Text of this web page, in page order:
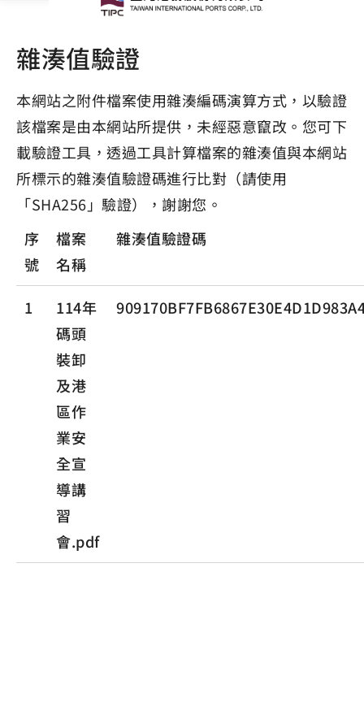
雜湊值驗證
本網站之附件檔案使用雜湊編碼演算方式，以驗證
該檔案是由本網站所提供，未經惡意竄改。您可下
載驗證工具，透過工具計算檔案的雜湊值與本網站
所標示的雜湊值驗證碼進行比對（請使用
「SHA256」驗證），謝謝您。
序
號
檔案
名稱
雜湊值驗證碼
1
114年
碼頭
裝卸
及港
區作
業安
全宣
導講
習
會.pdf